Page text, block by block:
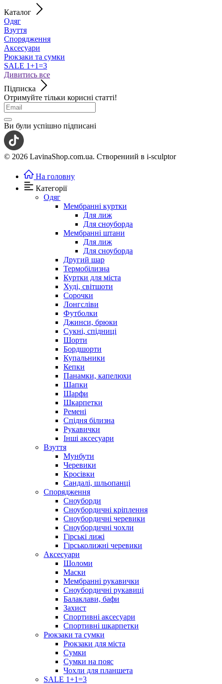
Каталог
Одяг
Взуття
Спорядження
Аксесуари
Рюкзаки та сумки
SALE 1+1=3
Дивитись все
Підписка
Отримуйте тільки корисні статті!
Ви були успішно підписані
© 2026 LavinaShop.com.ua. Створениий в i-sculptor
На головну
Категорії
Одяг
Мембранні куртки
Для лиж
Для сноуборда
Мембранні штани
Для лиж
Для сноуборда
Другий шар
Термобілизна
Куртки для міста
Худі, світшоти
Сорочки
Лонгсліви
Футболки
Джинси, брюки
Сукні, спідниці
Шорти
Бордшорти
Купальники
Кепки
Панамки, капелюхи
Шапки
Шарфи
Шкарпетки
Ремені
Спідня білизна
Рукавички
Інші аксесуари
Взуття
Мунбути
Черевики
Кросівки
Сандалі, шльопанці
Спорядження
Сноуборди
Сноубордичні кріплення
Сноубордичні черевики
Сноубордичні чохли
Гірські лижі
Гірськолижні черевики
Аксесуари
Шоломи
Маски
Мембранні рукавички
Сноубордичні рукавиці
Балаклави, бафи
Захист
Спортивні аксесуари
Спортивні шкарпетки
Рюкзаки та сумки
Рюкзаки для міста
Сумки
Сумки на пояс
Чохли для планшета
SALE 1+1=3